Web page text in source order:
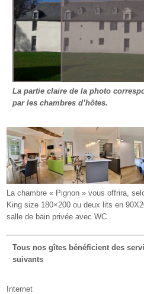
La partie claire de la photo
par les chambres d’hôtes.
La chambre « Pignon » vous offrira,
King size 180×200 ou deux lits en
salle de bain privée avec WC.
Tous nos gîtes bénéficient des
suivants
Internet